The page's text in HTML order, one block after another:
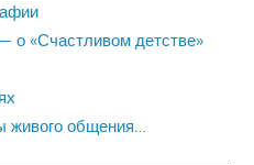
о «Счастливом детстве»
общения…